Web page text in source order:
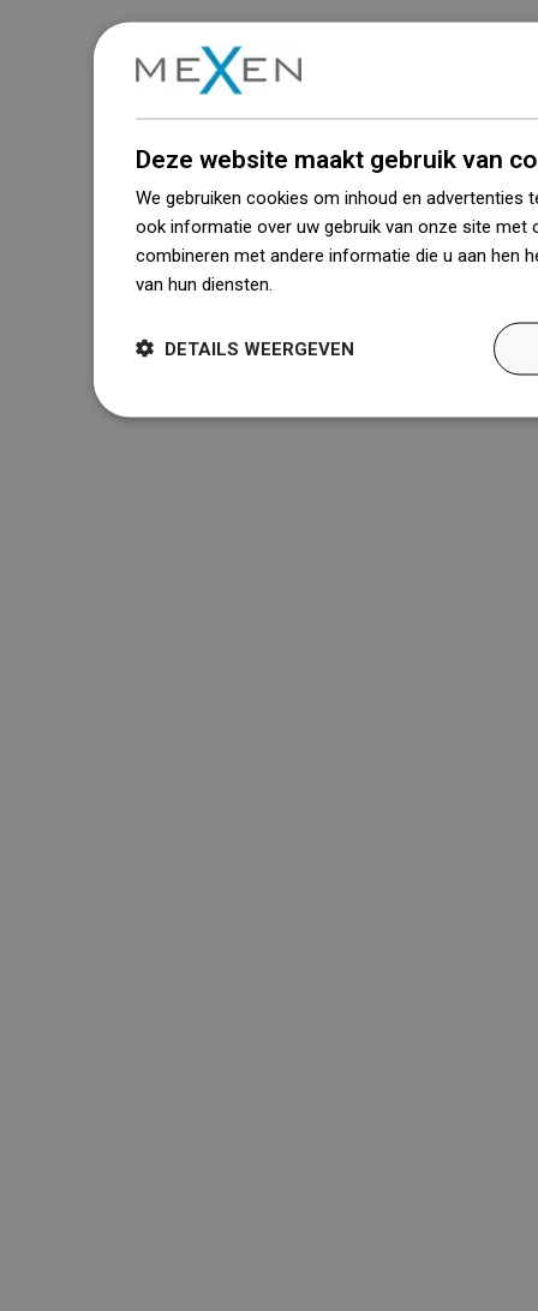
Deze website maakt gebruik van
We gebruiken cookies om inhoud en advertenties
ook informatie over uw gebruik van onze site met
combineren met andere informatie die u aan hen
van hun diensten.
DETAILS WEERGEVEN